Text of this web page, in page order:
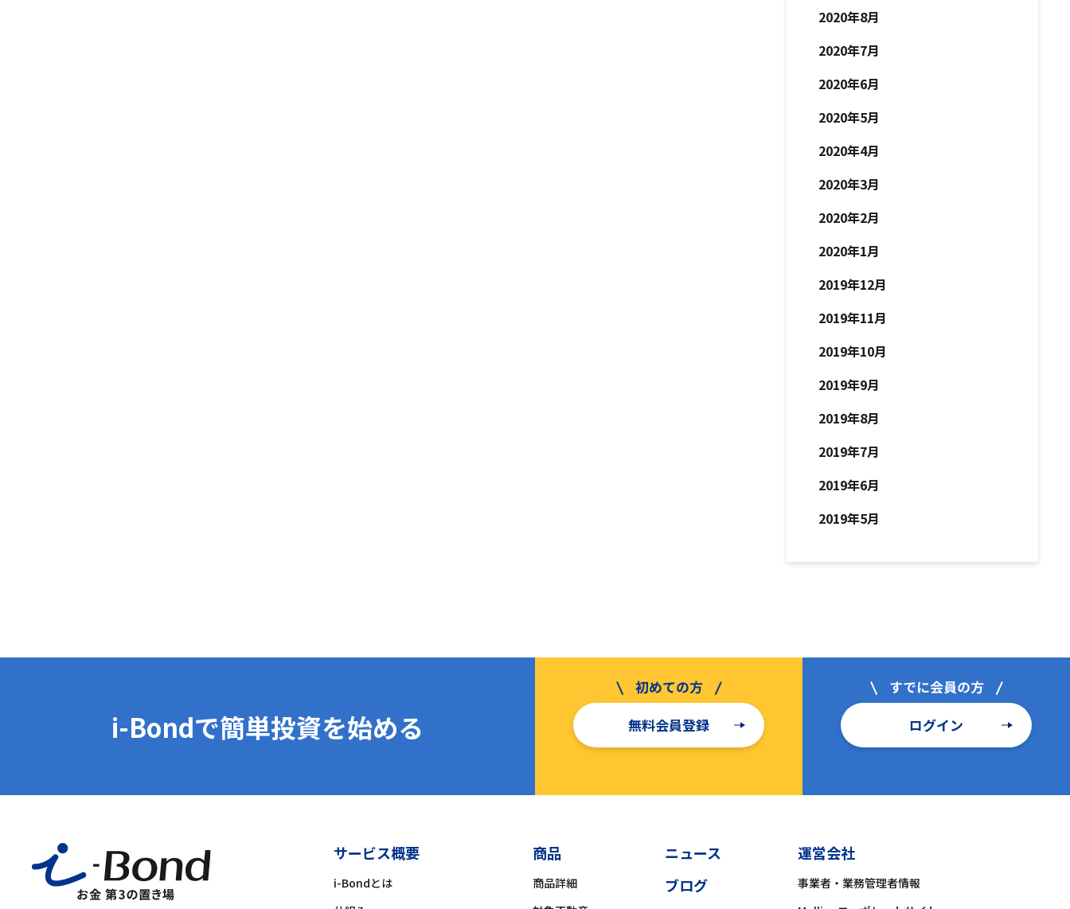
2020年8月
2020年7月
2020年6月
2020年5月
2020年4月
2020年3月
2020年2月
2020年1月
2019年12月
2019年11月
2019年10月
2019年9月
2019年8月
2019年7月
2019年6月
2019年5月
i-Bondで簡単投資を始める 無料会員登録 ログイン
サービス概要
i-Bondとは
商品
商品詳細
ニュース
ブログ
運営会社
事業者・業務管理者情報